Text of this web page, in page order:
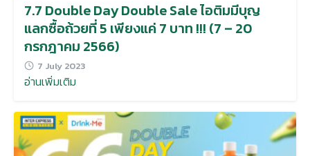
7.7 Double Day Double Sale ไอติมมีบุญ
แลกซื้อถ้วยที่ 5 เพียงแค่ 7 บาท !!! (7 – 20
กรกฎาคม 2566)
7 July 2023
อ่านเพิ่มเติม